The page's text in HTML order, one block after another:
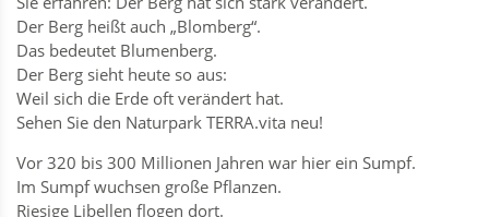
Der Berg heißt auch „Blomberg“.
Das bedeutet Blumenberg.
Der Berg sieht heute so aus:
Weil sich die Erde oft verändert hat.
Sehen Sie den Naturpark TERRA.vita neu!
Vor 320 bis 300 Millionen Jahren war hier ein Sumpf.
Im Sumpf wuchsen große Pflanzen.
Riesige Libellen flogen dort.